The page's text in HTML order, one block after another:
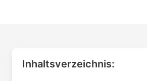
Inhaltsverzeichnis: